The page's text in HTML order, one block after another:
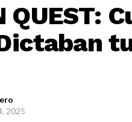
QUEST:
2025